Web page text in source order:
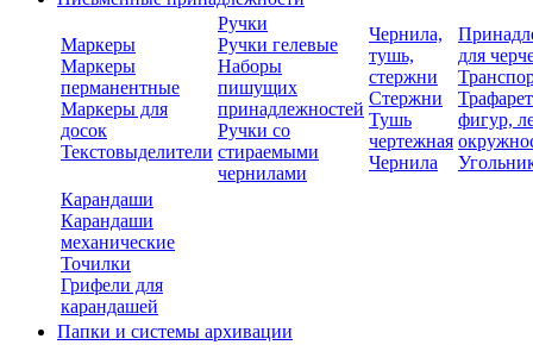
Маркеры
Маркеры
перманентные
Маркеры для
досок
Текстовыделители
Ручки
Ручки гелевые
Наборы
пишущих
принадлежностей
Ручки со
стираемыми
чернилами
Чернила,
тушь,
стержни
Стержни
Тушь
чертежная
Чернила
для
фигур,
Карандаши
Карандаши
механические
Точилки
Грифели для
карандашей
Папки и системы архивации